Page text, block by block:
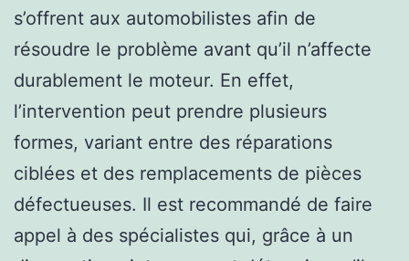
s’offrent aux automobilistes afin de
résoudre le problème avant qu’il n’affecte
durablement le moteur. En effet,
l’intervention peut prendre plusieurs
formes, variant entre des réparations
ciblées et des remplacements de pièces
défectueuses. Il est recommandé de faire
appel à des spécialistes qui, grâce à un